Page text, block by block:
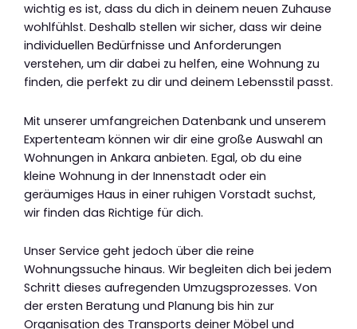
wichtig es ist, dass du dich in deinem neuen Zuhause
wohlfühlst. Deshalb stellen wir sicher, dass wir deine
individuellen Bedürfnisse und Anforderungen
verstehen, um dir dabei zu helfen, eine Wohnung zu
finden, die perfekt zu dir und deinem Lebensstil passt.
Mit unserer umfangreichen Datenbank und unserem
Expertenteam können wir dir eine große Auswahl an
Wohnungen in Ankara anbieten. Egal, ob du eine
kleine Wohnung in der Innenstadt oder ein
geräumiges Haus in einer ruhigen Vorstadt suchst,
wir finden das Richtige für dich.
Unser Service geht jedoch über die reine
Wohnungssuche hinaus. Wir begleiten dich bei jedem
Schritt dieses aufregenden Umzugsprozesses. Von
der ersten Beratung und Planung bis hin zur
Organisation des Transports deiner Möbel und